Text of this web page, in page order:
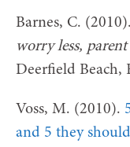
Barnes, C. (2010).
worry less,
Deerfield Beach,
Voss, M. (2010).
and 5 they